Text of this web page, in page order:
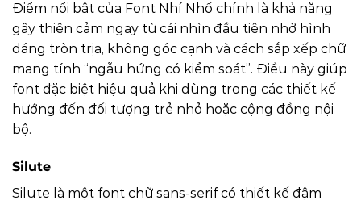
Điểm nổi bật của Font Nhí Nhố chính là khả năng
gây thiện cảm ngay từ cái nhìn đầu tiên nhờ hình
dáng tròn trịa, không góc cạnh và cách sắp xếp chữ
mang tính “ngẫu hứng có kiểm soát”. Điều này giúp
font đặc biệt hiệu quả khi dùng trong các thiết kế
hướng đến đối tượng trẻ nhỏ hoặc cộng đồng nội
bộ.
Silute
Silute là một font chữ sans-serif có thiết kế đậm